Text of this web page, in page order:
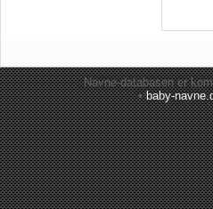
Navne-databasen er
•baby-